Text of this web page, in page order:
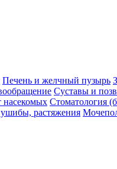
Печень и желчный пузырь
Суставы и
насекомых Стоматология
растяжения